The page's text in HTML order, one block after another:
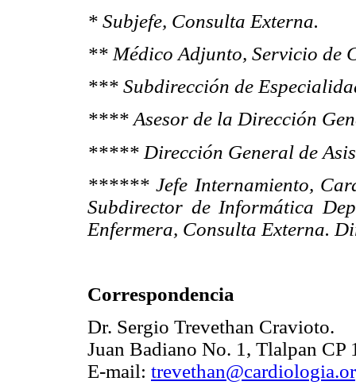
* Subjefe, Consulta Externa.
** Médico Adjunto, Servicio de
*** Subdirección de
**** Asesor de la Dirección
***** Dirección General de
****** Jefe Internamiento,
Subdirector de Informática
Enfermera, Consulta Externa.
Correspondencia
Dr. Sergio Trevethan Cravioto.
Juan Badiano No. 1, Tlalpan CP
E-mail: